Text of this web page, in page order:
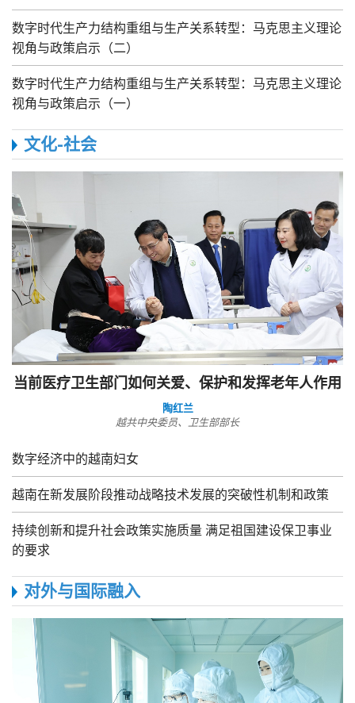
数字时代生产力结构重组与生产关系转型：马克思主义理论
视角与政策启示（二）
数字时代生产力结构重组与生产关系转型：马克思主义理论
视角与政策启示（一）
文化-社会
当前医疗卫生部门如何关爱、保护和发挥老年人作用
陶红兰
越共中央委员、卫生部部长
数字经济中的越南妇女
越南在新发展阶段推动战略技术发展的突破性机制和政策
持续创新和提升社会政策实施质量 满足祖国建设保卫事业
的要求
对外与国际融入